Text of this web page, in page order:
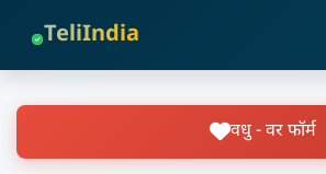
TeliIndia
वधु - वर फॉर्म